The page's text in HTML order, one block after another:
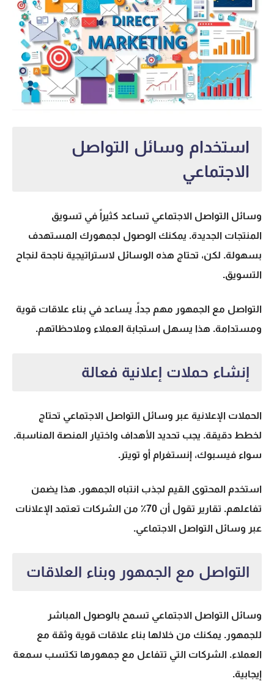
استخدام وسائل التواصل
الاجتماعي
وسائل التواصل الاجتماعي تساعد كثيراً في تسويق
المنتجات الجديدة. يمكنك الوصول لجمهورك المستهدف
بسهولة. لكن، تحتاج هذه الوسائل لاستراتيجية ناجحة لنجاح
التسويق.
التواصل مع الجمهور مهم جداً. يساعد في بناء علاقات قوية
ومستدامة. هذا يسهل استجابة العملاء وملاحظاتهم.
إنشاء حملات إعلانية فعالة
الحملات الإعلانية عبر وسائل التواصل الاجتماعي تحتاج
لخطط دقيقة. يجب تحديد الأهداف واختيار المنصة المناسبة.
سواء فيسبوك، إنستغرام أو تويتر.
استخدم المحتوى القيم لجذب انتباه الجمهور. هذا يضمن
تفاعلهم. تقارير تقول أن 70٪
من الشركات تعتمد الإعلانات
عبر وسائل التواصل الاجتماعي.
التواصل مع الجمهور وبناء العلاقات
وسائل التواصل الاجتماعي تسمح بالوصول المباشر
للجمهور. يمكنك من خلالها بناء علاقات قوية وثقة مع
العملاء. الشركات التي تتفاعل مع جمهورها تكتسب سمعة
إيجابية.